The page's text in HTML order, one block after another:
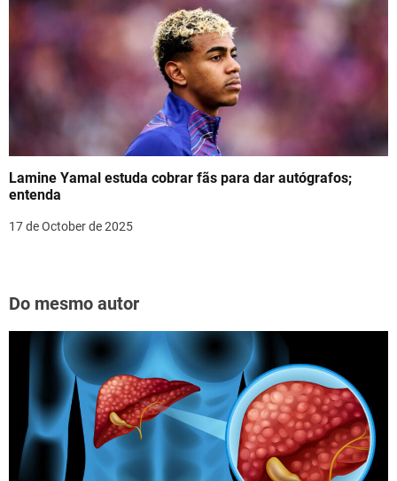
Lamine Yamal estuda cobrar fãs para dar autógrafos;
entenda
17 de October de 2025
Do mesmo autor